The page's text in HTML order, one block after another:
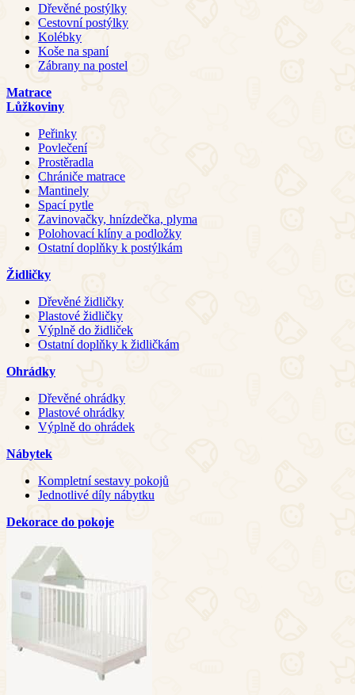
Dřevěné postýlky
Cestovní postýlky
Kolébky
Koše na spaní
Zábrany na postel
Matrace
Lůžkoviny
Peřinky
Povlečení
Prostěradla
Chrániče matrace
Mantinely
Spací pytle
Zavinovačky, hnízdečka, plyma
Polohovací klíny a podložky
Ostatní doplňky k postýlkám
Židličky
Dřevěné židličky
Plastové židličky
Výplně do židliček
Ostatní doplňky k židličkám
Ohrádky
Dřevěné ohrádky
Plastové ohrádky
Výplně do ohrádek
Nábytek
Kompletní sestavy pokojů
Jednotlivé díly nábytku
Dekorace do pokoje